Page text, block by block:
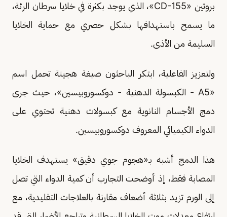
بروتين «CD-155»، الذي يوجد بكثرة في خلايا سرطان الرئة،
ما يسمح باستهدافها بشكل حصري مع حماية الخلايا
السليمة من الأذى.
ولتعزيز الفاعلية، ابتكر الباحثون صيغة هجينة تحمل اسم
«A5 - الكبسولة الدهنية - دوكسوروبيسين»، حيث جرى
دمج الأجسام النانوية مع كبسولات دهنية تحتوي على
الدواء الكيميائي المعروف دوكسوروبيسين.
هذا الدمج أشبه بـ«هجوم جوي دقيق» يستهدف الخلايا
المصابة فقط، إذ أوضحت التجارب أن كمية الدواء التي تصل
إلى الورم تزيد بثلاثة أضعاف مقارنة بالعلاجات التقليدية، مع